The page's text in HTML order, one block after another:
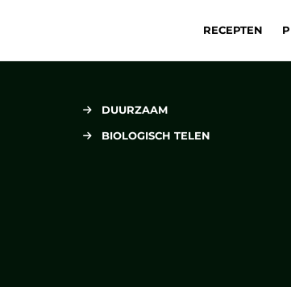
RECEPTEN
DUURZAAM
BIOLOGISCH TELEN